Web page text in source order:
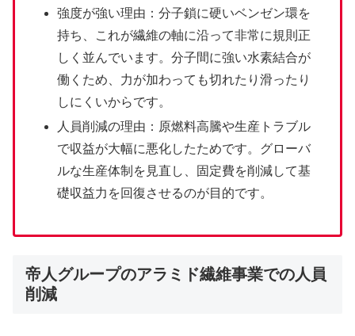
強度が強い理由：分子鎖に硬いベンゼン環を
持ち、これが繊維の軸に沿って非常に規則正
しく並んでいます。分子間に強い水素結合が
働くため、力が加わっても切れたり滑ったり
しにくいからです。
人員削減の理由：原燃料高騰や生産トラブル
で収益が大幅に悪化したためです。グローバ
ルな生産体制を見直し、固定費を削減して基
礎収益力を回復させるのが目的です。
帝人グループのアラミド繊維事業での人員
削減